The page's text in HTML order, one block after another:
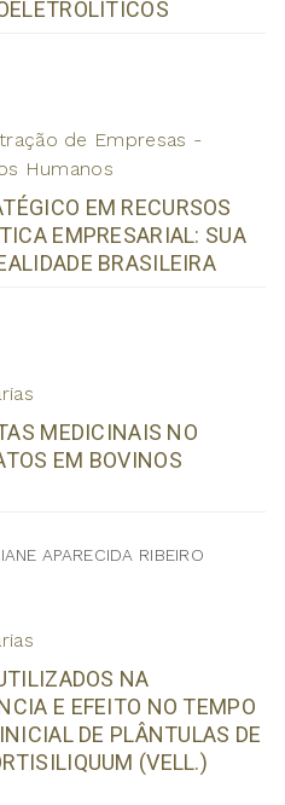
de Empresas -
Humanos
EM RECURSOS
EMPRESARIAL: SUA
BRASILEIRA
MEDICINAIS NO
EM BOVINOS
APARECIDA RIBEIRO
NA
E EFEITO NO TEMPO
DE PLÂNTULAS DE
(VELL.)